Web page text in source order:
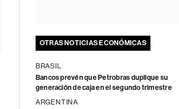
OTRAS NOTICIAS ECONÓMICAS
BRASIL
Bancos prevén que Petrobras duplique su
generación de caja en el segundo trimestre
ARGENTINA